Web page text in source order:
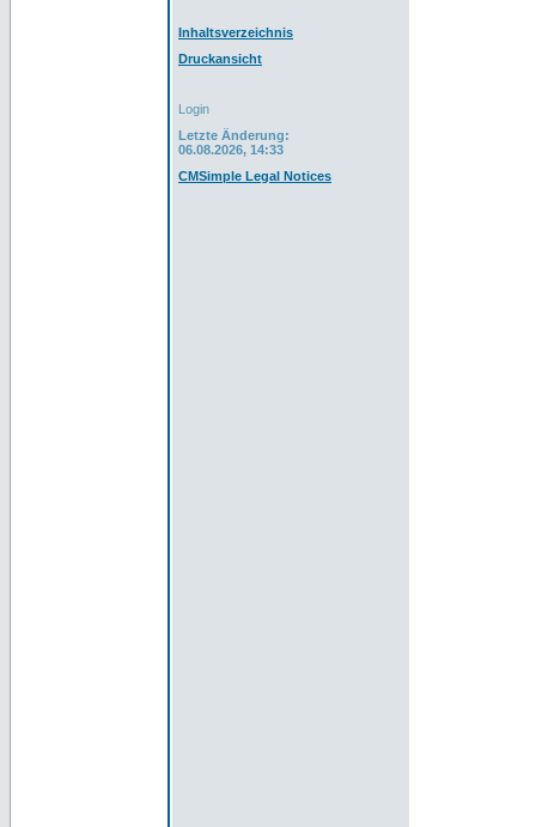
Inhaltsverzeichnis
Druckansicht
Login
Letzte Änderung:
06.08.2026, 14:33
CMSimple Legal Notices